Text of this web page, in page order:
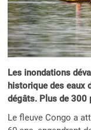
Les inondations
historique des eaux
dégâts. Plus de 300
Le fleuve Congo a